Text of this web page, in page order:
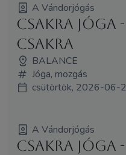
A Vándorjógás
Csakra jóga
csakra
BALANCE
Jóga, mozgás
csütörtök, 2026-06-
A Vándorjógás
Csakra jóga